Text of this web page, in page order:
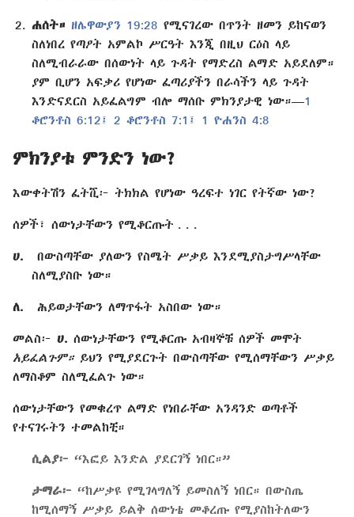
ሐሰት። ዘሌዋውያን 19:28 የሚናገረው በጥንት ዘመን ይከናወን
ስለነበረ የጣዖት አምልኮ ሥርዓት እንጂ በዚህ ርዕስ ላይ
ስለሚብራራው በሰውነት ላይ ጉዳት የማድረስ ልማድ አይደለም።
ያም ቢሆን አፍቃሪ የሆነው ፈጣሪያችን በራሳችን ላይ ጉዳት
እንድናደርስ አይፈልግም ብሎ ማሰቡ ምክንያታዊ ነው።​—1
ቆሮንቶስ 6:12፤
2 ቆሮንቶስ 7:1፤ 1 ዮሐንስ 4:8
ምክንያቱ ምንድን ነው?
እውቀትሽን ፈትሺ፦ ትክክል የሆነው ዓረፍተ ነገር የትኛው ነው?
ሰዎች፣ ሰውነታቸውን የሚቆርጡት . . .
ሀ.
በውስጣቸው ያለውን የስሜት ሥቃይ እንደሚያስታግሥላቸው
ስለሚያስቡ ነው።
ለ. ሕይወታቸውን ለማጥፋት አስበው ነው።
መልስ፦ ሀ. ሰውነታቸውን የሚቆርጡ አብዛኞቹ ሰዎች መሞት
አይፈልጉም።ይህን የሚያደርጉት በውስጣቸው የሚሰማቸውን ሥቃይ
ለማስቆም ስለሚፈልጉ ነው።
ሰውነታቸውን የመቁረጥ ልማድ የነበራቸው አንዳንድ ወጣቶች
የተናገሩትን ተመልከቺ።
ሲልያ፦ “እፎይ እንድል ያደርገኝ ነበር።”
ታማራ፦ “ከሥቃዩ የሚገላግለኝ ይመስለኝ ነበር። በውስጤ
ከሚሰማኝ ሥቃይ ይልቅ ሰውነቴ መቆረጡ የሚያስከትለውን